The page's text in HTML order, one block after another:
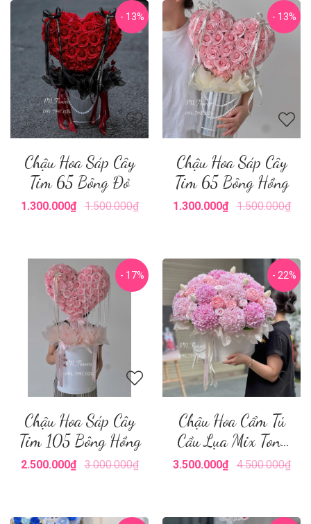
- 13%
Chậu Hoa Sáp Cây
Tim 65 Bông Đỏ
1.300.000₫ 1.500.000₫
- 13%
Chậu Hoa Sáp Cây
Tim 65 Bông Hồng
1.300.000₫ 1.500.000₫
- 17%
Chậu Hoa Sáp Cây
Tim 105 Bông Hồng
2.500.000₫ 3.000.000₫
- 22%
Chậu Hoa Cẩm Tú
Cầu Lụa Mix Tone
Hồng
3.500.000₫ 4.500.000₫